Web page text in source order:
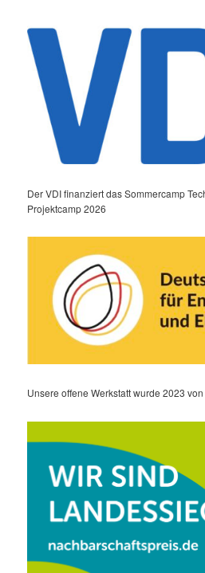
Der VDI finanziert das Sommercamp
Projektcamp 2026
Unsere offene Werkstatt wurde 2023